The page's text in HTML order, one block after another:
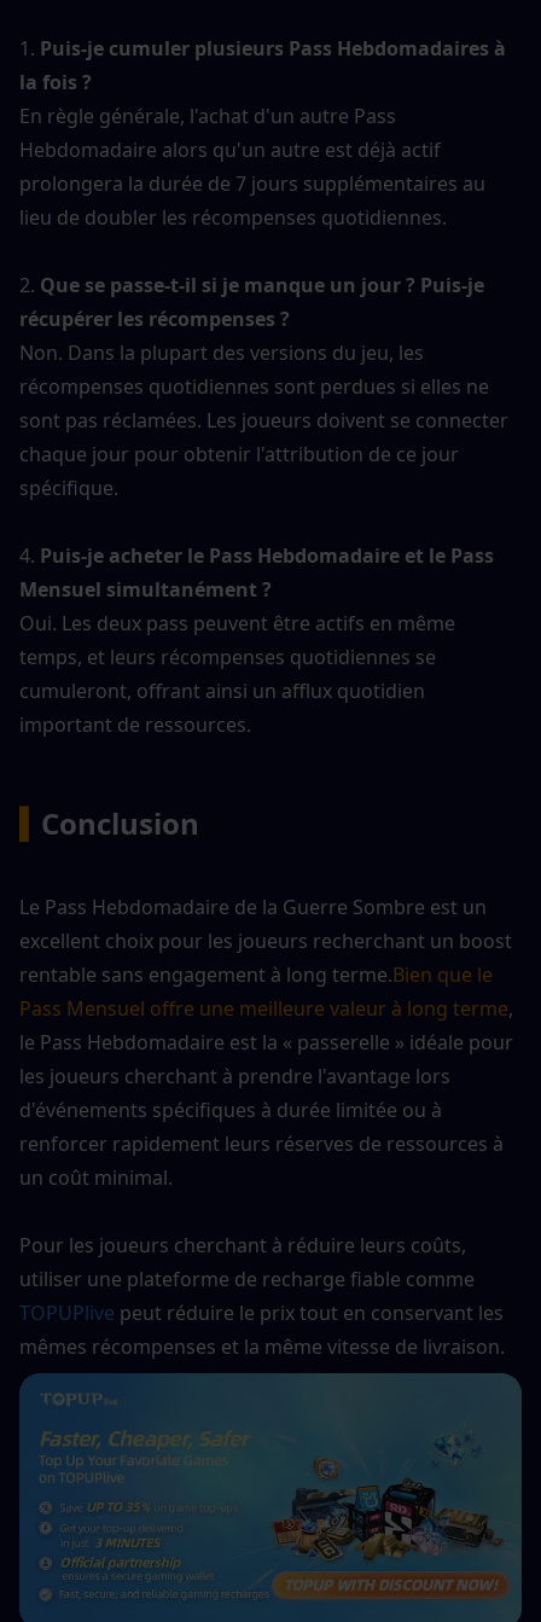
1. Puis-je cumuler plusieurs Pass Hebdomadaires à
la fois ?
En règle générale, l'achat d'un autre Pass
Hebdomadaire alors qu'un autre est déjà actif
prolongera la durée de 7 jours supplémentaires au
lieu de doubler les récompenses quotidiennes.
2. Que se passe-t-il si je manque un jour ? Puis-je
récupérer les récompenses ?
Non. Dans la plupart des versions du jeu, les
récompenses quotidiennes sont perdues si elles ne
sont pas réclamées. Les joueurs doivent se connecter
chaque jour pour obtenir l'attribution de ce jour
spécifique.
4. Puis-je acheter le Pass Hebdomadaire et le Pass
Mensuel simultanément ?
Oui. Les deux pass peuvent être actifs en même
temps, et leurs récompenses quotidiennes se
cumuleront, offrant ainsi un afflux quotidien
important de ressources.
Conclusion
Le Pass Hebdomadaire de la Guerre Sombre est un
excellent choix pour les joueurs recherchant un boost
rentable sans engagement à long terme.Bien que le
Pass Mensuel offre une meilleure valeur à long terme,
le Pass Hebdomadaire est la « passerelle » idéale pour
les joueurs cherchant à prendre l'avantage lors
d'événements spécifiques à durée limitée ou à
renforcer rapidement leurs réserves de ressources à
un coût minimal.
Pour les joueurs cherchant à réduire leurs coûts,
utiliser une plateforme de recharge fiable comme
TOPUPlive peut réduire le prix tout en conservant les
mêmes récompenses et la même vitesse de livraison.